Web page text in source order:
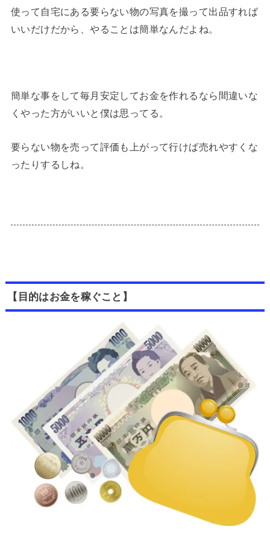
使って自宅にある要らない物の写真を撮って出品すれば
いいだけだから、やることは簡単なんだよね。
簡単な事をして毎月安定してお金を作れるなら間違いな
くやった方がいいと僕は思ってる。
要らない物を売って評価も上がって行けば売れやすくな
ったりするしね。
【目的はお金を稼ぐこと】